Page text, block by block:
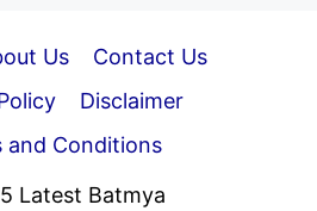
Us
Contact Us
Disclaimer
and Conditions
Latest Batmya